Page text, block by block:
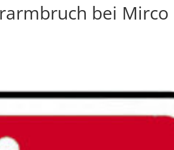
bei Mirco